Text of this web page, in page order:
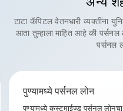
टाटा कॅपिटल वेतनधारी व्यक्तींना
आता तुम्हाला माहित आहे की
पर्सनल
चेन्नईमध्ये पर्सनल लोन
चेन्नईमध्ये कॅशची कमतरता येत आहे